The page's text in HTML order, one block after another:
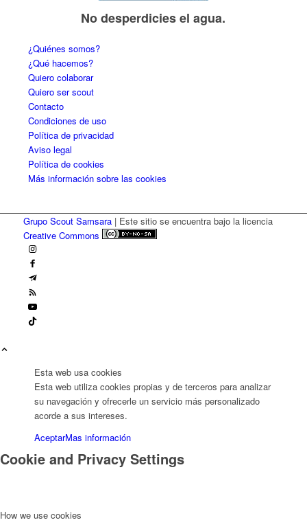
No desperdicies el agua.
¿Quiénes somos?
¿Qué hacemos?
Quiero colaborar
Quiero ser scout
Contacto
Condiciones de uso
Política de privacidad
Aviso legal
Política de cookies
Más información sobre las cookies
Grupo Scout Samsara| Este sitio se encuentra bajo la licencia
Creative Commons
Esta web usa cookies
Esta web utiliza cookies propias y de terceros para analizar
su navegación y ofrecerle un servicio más personalizado
acorde a sus intereses.
AceptarMas información
Cookie and Privacy Settings
How we use cookies